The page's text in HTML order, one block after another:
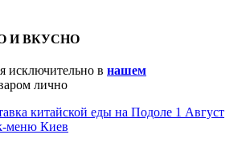
И ВКУСНО
исключительно в нашем
лично
китайской еды на Подоле 1 Август
меню Киев